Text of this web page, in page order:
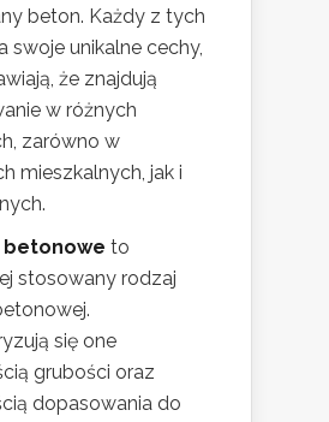
beton. Każdy z tych
swoje unikalne cechy,
że znajdują
w różnych
zarówno w
mieszkalnych, jak i
betonowe to
stosowany rodzaj
się one
grubości oraz
dopasowania do